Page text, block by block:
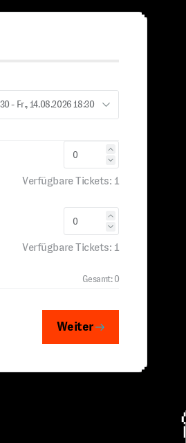
Verfügbare Tickets: 1
Verfügbare Tickets: 1
Gesamt: 0
Weiter